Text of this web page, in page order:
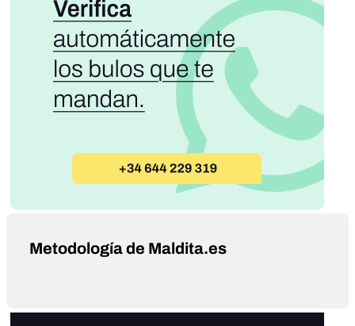
Metodología de Maldita.es